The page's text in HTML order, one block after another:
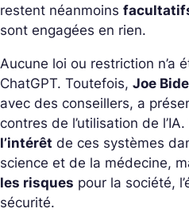
restent néanmoins
sont engagées en rien.
Aucune loi ou restriction n’a
ChatGPT. Toutefois, Joe
avec des conseillers, a
contres de l’utilisation de
l’intérêt de ces systèmes
science et de la médecine,
les risques pour la société,
sécurité.